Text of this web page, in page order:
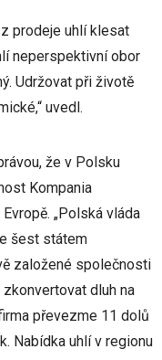
prodeje uhlí klesat
neperspektivní obor
Udržovat při životě
uvedl.
že v Polsku
Kompania
„Polská vláda
šest státem
založené společnosti
dluh na
převezme 11 dolů
Nabídka uhlí v regionu